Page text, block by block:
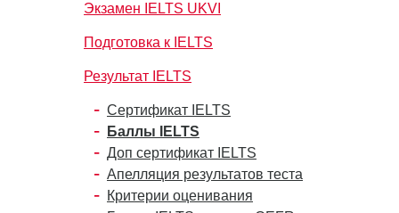
Экзамен IELTS UKVI
Подготовка к IELTS
Результат IELTS
Сертификат IELTS
Баллы IELTS
Доп сертификат IELTS
Апелляция результатов теста
Критерии оценивания